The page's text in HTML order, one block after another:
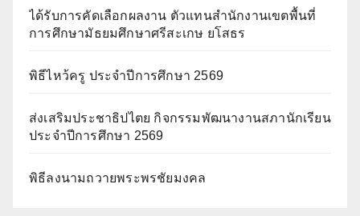
ได้รับการคัดเลือกผลงาน ตัวแทนสำนักงานเขตพื้นที่
การศึกษามัธยมศึกษาศรีสะเกษ ยโสธร
พิธีไหว้ครู ประจำปีการศึกษา 2569
ส่งเสริมประชาธิปไตย กิจกรรมพัฒนางานสภานักเรียน
ประจำปีการศึกษา 2569
พิธีลงนามถวายพระพรชัยมงคล